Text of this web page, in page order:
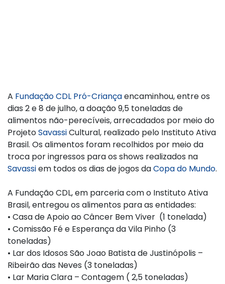
A Fundação CDL Pró-Criançaencaminhou, entre os
dias 2 e 8 de julho, a doação 9,5 toneladas de
alimentos não-perecíveis, arrecadados por meio do
ProjetoSavassiCultural, realizado pelo Instituto Ativa
Brasil. Os alimentos foram recolhidos por meio da
troca por ingressos para os shows realizados na
Savassiem todos os dias de jogos daCopa do Mundo.
A Fundação CDL, em parceria com o Instituto Ativa
Brasil, entregou os alimentos para as entidades:
• Casa de Apoio ao Câncer Bem Viver (1 tonelada)
• Comissão Fé e Esperança da Vila Pinho (3
toneladas)
• Lar dos Idosos São Joao Batista de Justinópolis –
Ribeirão das Neves (3 toneladas)
• Lar Maria Clara – Contagem ( 2,5 toneladas)